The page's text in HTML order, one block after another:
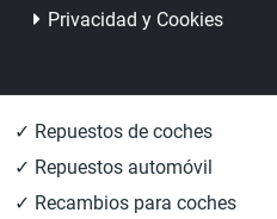
Privacidad y Cookies
✓ Repuestos de coches
✓ Repuestos automóvil
✓ Recambios para coches